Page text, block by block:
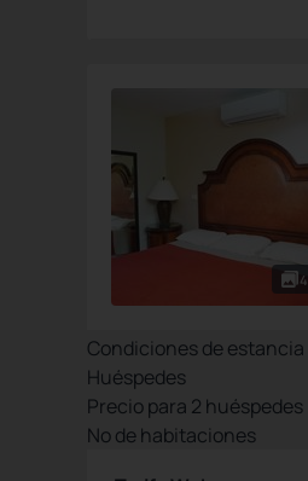
4
Condiciones de estancia
Huéspedes
Precio para 2 huéspedes
Nº de habitaciones